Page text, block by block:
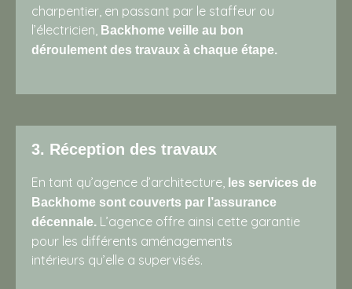
charpentier, en passant par le staffeur ou
l’électricien, Backhome veille au bon
déroulement des travaux à chaque étape.
3. Réception des travaux
En tant qu’agence d’architecture, les services de
Backhome sont couverts par l’assurance
décennale. L’agence offre ainsi cette garantie
pour les différents aménagements
intérieurs qu’elle a supervisés.